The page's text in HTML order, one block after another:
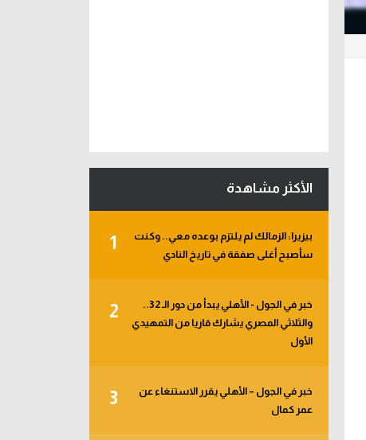
الأكثر مشاهدة
1
بيزيرا: الزمالك لم يلتزم بوعده معي.. وكنت
سأصبح أغلى صفقة في تاريخ النادي
2
خبر في الجول - الأهلي يبدأ من دور الـ 32..
والثلاثي المصري يشارك قاريا من التمهيدي
الأول
3
خبر في الجول – الأهلي يقرر الاستنغاء عن
عمر كمال